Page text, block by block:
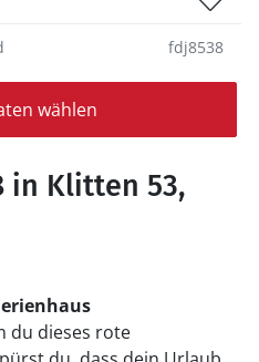
fdj8538
wählen
in Klitten 53,
du dieses rote